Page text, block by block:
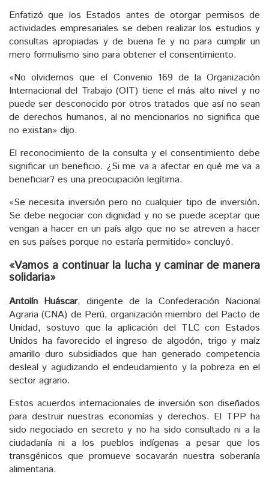
Enfatizó que los Estados antes de otorgar permisos de
actividades empresariales se deben realizar los estudios y
consultas apropiadas y de buena fe y no para cumplir un
mero formulismo sino para obtener el consentimiento.
«No olvidemos que el Convenio 169 de la Organización
Internacional del Trabajo (OIT) tiene el más alto nivel y no
puede ser desconocido por otros tratados que así no sean
de derechos humanos, al no mencionarlos no significa que
no existan» dijo.
El reconocimiento de la consulta y el consentimiento debe
significar un beneficio. ¿Si me va a afectar en qué me va a
beneficiar? es una preocupación legítima.
«Se necesita inversión pero no cualquier tipo de inversión.
Se debe negociar con dignidad y no se puede aceptar que
vengan a hacer en un país algo que no se atreven a hacer
en sus países porque no estaría permitido» concluyó.
«Vamos a continuar la lucha y caminar de manera
solidaria»
Antolín Huáscar, dirigente de la Confederación Nacional
Agraria (CNA) de Perú, organización miembro del Pacto de
Unidad, sostuvo que la aplicación del TLC con Estados
Unidos ha favorecido el ingreso de algodón, trigo y maíz
amarillo duro subsidiados que han generado competencia
desleal y agudizando el endeudamiento y la pobreza en el
sector agrario.
Estos acuerdos internacionales de inversión son diseñados
para destruir nuestras economías y derechos. El TPP ha
sido negociado en secreto y no ha sido consultado ni a la
ciudadanía ni a los pueblos indígenas a pesar que los
transgénicos que promueve socavarán nuestra soberanía
alimentaria.